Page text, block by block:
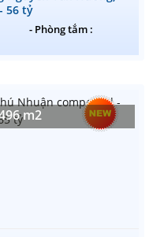
56 tỷ
- Phòng tắm :
m2